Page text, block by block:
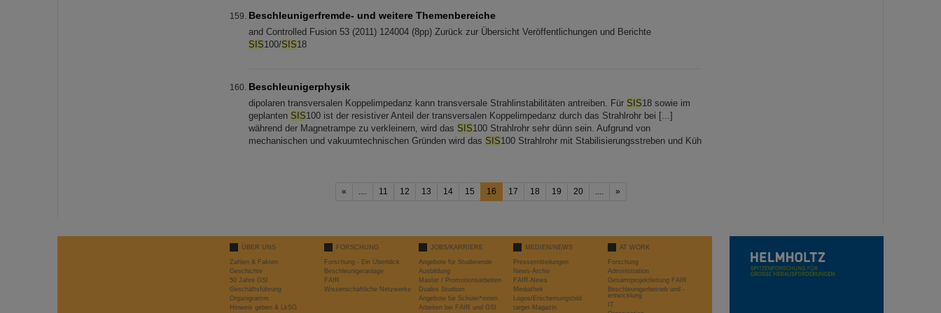
Beschleunigerfremde- und weitere Themenbereiche
and Controlled Fusion 53 (2011) 124004 (8pp) Zurück zur Übersicht Veröffentlichungen und Berichte
SIS100/SIS18
Beschleunigerphysik
dipolaren transversalen Koppelimpedanz kann transversale Strahlinstabilitäten antreiben. Für SIS18 sowie im
geplanten SIS100 ist der resistiver Anteil der transversalen Koppelimpedanz durch das Strahlrohr bei [...]
während der Magnetrampe zu verkleinern, wird das SIS100 Strahlrohr sehr dünn sein. Aufgrund von
mechanischen und vakuumtechnischen Gründen wird das SIS100 Strahlrohr mit Stabilisierungsstreben und Küh
« .... 11 12 13 14 15 16 17 18 19 20 .... »
ÜBER UNS
Zahlen & Fakten
Geschichte
50 Jahre GSI
Geschäftsführung
Organigramm
Hinweis geben & LkSG
FORSCHUNG
Forschung - Ein Überblick
Beschleunigeranlage
FAIR
Wissenschaftliche Netzwerke
JOBS/KARRIERE
Angebote für Studierende
Ausbildung
Master / Promotionsarbeiten
Duales Studium
Angebote für Schüler*innen
Arbeiten bei FAIR und GSI
MEDIEN/NEWS
Pressemitteilungen
News-Archiv
FAIR-News
Mediathek
Logos/Erscheinungsbild
target-Magazin
AT WORK
Forschung
Administration
Gesamtprojektleitung FAIR
Beschleunigerbetrieb und -
entwicklung
IT